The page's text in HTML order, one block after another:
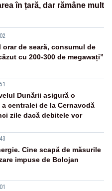
în țară, dar rămâne mult
orar de seară, consumul de
cu 200-300 de megawați”
Dunării asigură o
centralei de la Cernavodă
zile dacă debitele vor
Cine scapă de măsurile
impuse de Bolojan